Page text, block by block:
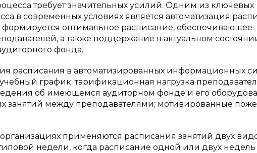
требует значительных усилий. Одним из ключевых
в современных условиях является автоматизация
формируется оптимальное расписание, обеспечивающее
а также поддержание в актуальном
фонда.
в автоматизированных информационных
график; тарификационная нагрузка
об имеющемся аудиторном фонде и его
занятий между преподавателями; мотивированные
применяются расписания занятий двух
недели, когда расписание одной или двух недель